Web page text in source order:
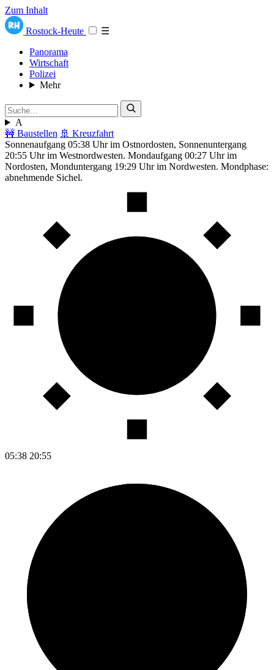
Zum Inhalt
Rostock-Heute
☰
Panorama
Wirtschaft
Polizei
Mehr
A
🚧 Baustellen 🚢 Kreuzfahrt
Sonnenaufgang 05:38 Uhr im Ostnordosten, Sonnenuntergang
20:55 Uhr im Westnordwesten. Mondaufgang 00:27 Uhr im
Nordosten, Monduntergang 19:29 Uhr im Nordwesten. Mondphase:
abnehmende Sichel.
05:38 20:55